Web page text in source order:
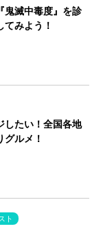
鬼滅中毒度』を診
てみよう！
したい！全国各地
ルメ！
ト